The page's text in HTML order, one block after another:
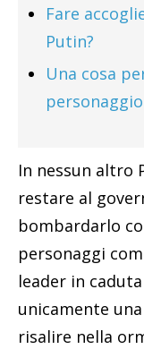
Fare
Putin?
Una cosa
personaggio
In nessun altro
restare al
bombardarlo
personaggi
leader in
unicamente
risalire nella